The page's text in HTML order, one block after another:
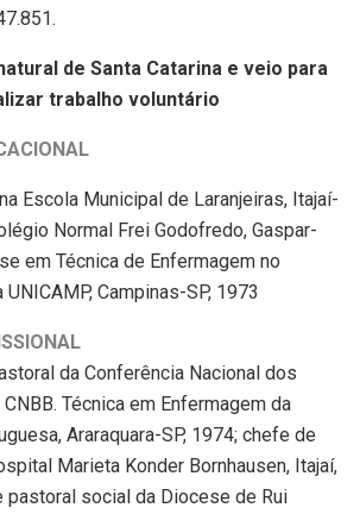
de Santa Catarina e veio para
trabalho voluntário
Escola Municipal de Laranjeiras, Itajaí-
Normal Frei Godofredo, Gaspar-
em Técnica de Enfermagem no
Campinas-SP, 1973
da Conferência Nacional dos
Técnica em Enfermagem da
Araraquara-SP, 1974; chefe de
Marieta Konder Bornhausen, Itajaí,
pastoral social da Diocese de Rui